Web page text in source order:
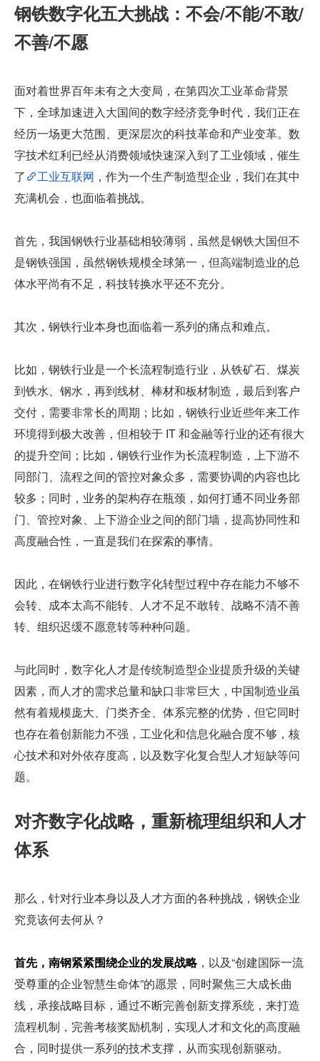
钢铁数字化五大挑战：不会/不能/不敢/
不善/不愿
面对着世界百年未有之大变局，在第四次工业革命背景
下，全球加速进入大国间的数字经济竞争时代，我们正在
经历一场更大范围、更深层次的科技革命和产业变革。数
字技术红利已经从消费领域快速深入到了工业领域，催生
了
工业互联网 ，作为一个生产制造型企业，我们在其中
充满机会，也面临着挑战。
首先，我国钢铁行业基础相较薄弱，虽然是钢铁大国但不
是钢铁强国，虽然钢铁规模全球第一，但高端制造业的总
体水平尚有不足，科技转换水平还不充分。
其次，钢铁行业本身也面临着一系列的痛点和难点。
比如，钢铁行业是一个长流程制造行业，从铁矿石、煤炭
到铁水、钢水，再到线材、棒材和板材制造，最后到客户
交付，需要非常长的周期；比如，钢铁行业近些年来工作
环境得到极大改善，但相较于 IT 和金融等行业的还有很大
的提升空间；比如，钢铁行业作为长流程制造，上下游不
同部门、流程之间的管控对象众多，需要协调的内容也比
较多；同时，业务的架构存在瓶颈，如何打通不同业务部
门、管控对象、上下游企业之间的部门墙，提高协同性和
高度融合性，一直是我们在探索的事情。
因此，在钢铁行业进行数字化转型过程中存在能力不够不
会转、成本太高不能转、人才不足不敢转、战略不清不善
转、组织迟缓不愿意转等种种问题。
与此同时，数字化人才是传统制造型企业提质升级的关键
因素，而人才的需求总量和缺口非常巨大，中国制造业虽
然有着规模庞大、门类齐全、体系完整的优势，但它同时
也存在着创新能力不强，工业化和信息化融合度不够，核
心技术和对外依存度高，以及数字化复合型人才短缺等问
题。
对齐数字化战略，重新梳理组织和人才
体系
那么，针对行业本身以及人才方面的各种挑战，钢铁企业
究竟该何去何从？
首先，南钢紧紧围绕企业的发展战略，以及“创建国际一流
受尊重的企业智慧生命体”的愿景，同时聚焦三大成长曲
线，承接战略目标，通过不断完善创新支撑系统，来打造
流程机制，完善考核奖励机制，实现人才和文化的高度融
合，同时提供一系列的技术支撑，从而实现创新驱动。